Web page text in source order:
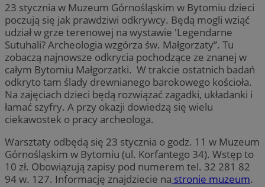
23 stycznia w Muzeum Górnośląskim w Bytomiu dzieci
poczują się jak prawdziwi odkrywcy. Będą mogli wziąć
udział w grze terenowej na wystawie 'Legendarne
Sutuhali? Archeologia wzgórza św. Małgorzaty”. Tu
zobaczą najnowsze odkrycia pochodzące ze znanej w
całym Bytomiu Małgorzatki. W trakcie ostatnich badań
odkryto tam ślady drewnianego barokowego kościoła.
Na zajęciach dzieci będą rozwiązać zagadki, układanki i
łamać szyfry. A przy okazji dowiedzą się wielu
ciekawostek o pracy archeologa.
Warsztaty odbędą się 23 stycznia o godz. 11 w Muzeum
Górnośląskim w Bytomiu (ul. Korfantego 34). Wstęp to
10 zł. Obowiązują zapisy pod numerem tel. 32 281 82
94 w. 127. Informację znajdziecie na stronie muzeum.